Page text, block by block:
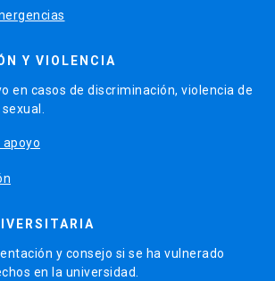
Y VIOLENCIA
en casos de discriminación, violencia de
y consejo si se ha vulnerado
en la universidad.